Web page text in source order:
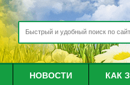
НОВОСТИ КАК